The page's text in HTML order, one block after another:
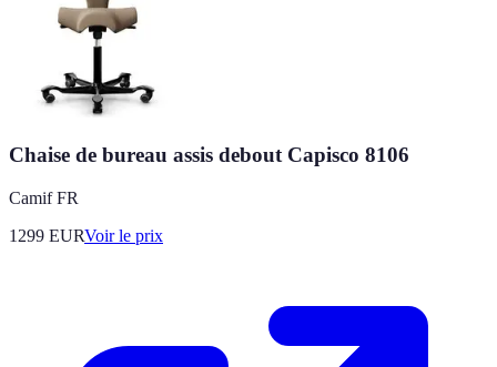
Chaise de bureau assis debout Capisco 8106
Camif FR
1299 EURVoir le prix